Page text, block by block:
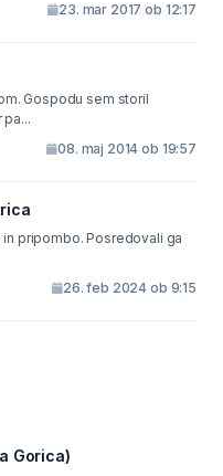
23. mar 2017 ob 12:17
Gospodu sem storil
08. maj 2014 ob 19:57
pripombo. Posredovali ga
26. feb 2024 ob 9:15
Gorica)